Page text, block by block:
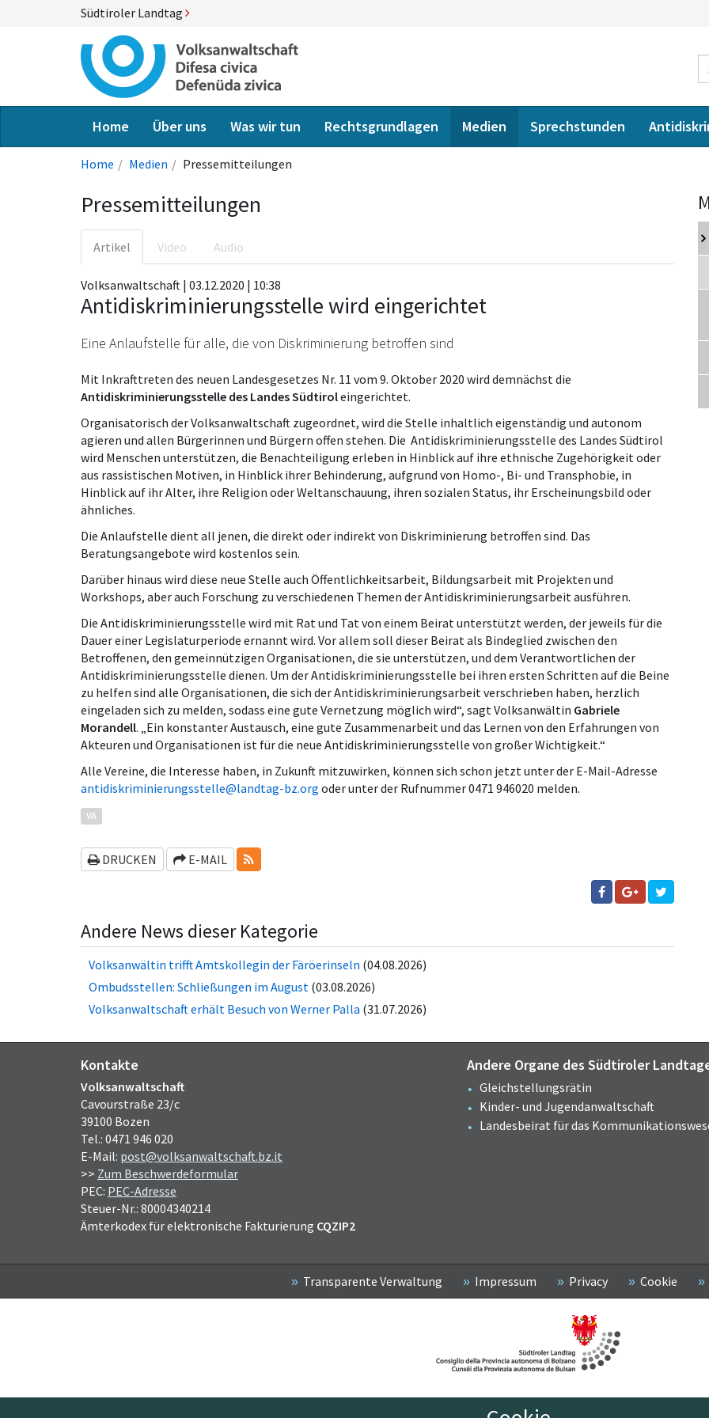
Südtiroler Landtag
Home Über uns Was wir tun Rechtsgrundlagen Medien Sprechstunden
Home Medien Pressemitteilungen
Pressemitteilungen
Artikel Video Audio
Volksanwaltschaft | 03.12.2020 | 10:38
Antidiskriminierungsstelle wird eingerichtet
Eine Anlaufstelle für alle, die von Diskriminierung betroffen sind
Mit Inkrafttreten des neuen Landesgesetzes Nr. 11 vom 9. Oktober 2020 wird demnächst die
Antidiskriminierungsstelle des Landes Südtiroleingerichtet.
Organisatorisch der Volksanwaltschaft zugeordnet, wird die Stelle inhaltlich eigenständig und autonom
agieren und allen Bürgerinnen und Bürgern offen stehen. Die Antidiskriminierungsstelle des Landes Südtirol
wird Menschen unterstützen, die Benachteiligung erleben in Hinblick auf ihre ethnische Zugehörigkeit oder
aus rassistischen Motiven, in Hinblick ihrer Behinderung, aufgrund von Homo-, Bi- und Transphobie, in
Hinblick auf ihr Alter, ihre Religion oder Weltanschauung, ihren sozialen Status, ihr Erscheinungsbild oder
ähnliches.
Die Anlaufstelle dient all jenen, die direkt oder indirekt von Diskriminierung betroffen sind. Das
Beratungsangebote wird kostenlos sein.
Darüber hinaus wird diese neue Stelle auch Öffentlichkeitsarbeit, Bildungsarbeit mit Projekten und
Workshops, aber auch Forschung zu verschiedenen Themen der Antidiskriminierungsarbeit ausführen.
Die Antidiskriminierungsstelle wird mit Rat und Tat von einem Beirat unterstützt werden, der jeweils für die
Dauer einer Legislaturperiode ernannt wird. Vor allem soll dieser Beirat als Bindeglied zwischen den
Betroffenen, den gemeinnützigen Organisationen, die sie unterstützen, und dem Verantwortlichen der
Antidiskriminierungsstelle dienen. Um der Antidiskriminierungsstelle bei ihren ersten Schritten auf die Beine
zu helfen sind alle Organisationen, die sich der Antidiskriminierungsarbeit verschrieben haben, herzlich
eingeladen sich zu melden, sodass eine gute Vernetzung möglich wird“, sagt Volksanwältin Gabriele
Morandell. „Ein konstanter Austausch, eine gute Zusammenarbeit und das Lernen von den Erfahrungen von
Akteuren und Organisationen ist für die neue Antidiskriminierungsstelle von großer Wichtigkeit.“
Alle Vereine, die Interesse haben, in Zukunft mitzuwirken, können sich schon jetzt unter der E-Mail-Adresse
antidiskriminierungsstelle@landtag-bz.org oder unter der Rufnummer 0471 946020 melden.
VA
DRUCKEN E-MAIL RSS-FEEDS
Andere News dieser Kategorie
Volksanwältin trifft Amtskollegin der Fä­rö­er­in­seln (04.08.2026)
Ombudsstellen: Schließungen im August (03.08.2026)
Volksanwaltschaft erhält Besuch von Werner Palla (31.07.2026)
Kontakte
Volksanwaltschaft
Cavourstraße 23/c
39100 Bozen
Tel.: 0471 946 020
E-Mail: post@volksanwaltschaft.bz.it
>> Zum Beschwerdeformular
PEC: PEC-Adresse
Steuer-Nr.: 80004340214
Ämterkodex für elektronische Fakturierung CQZIP2
Andere Organe des Südtiroler
Gleichstellungsrätin
Kinder- und Jugendanwaltschaft
Landesbeirat für das
Transparente Verwaltung Impressum Privacy Cookie